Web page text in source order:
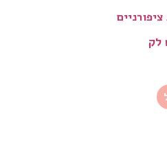
ציפורניים
לק